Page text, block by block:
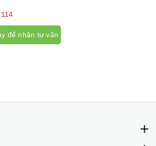
để nhận tư vấn